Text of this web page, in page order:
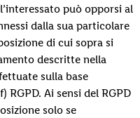
può opporsi al
dalla sua particolare
di cui sopra si
descritte nella
sulla base
RGPD. Ai sensi del RGPD
solo se